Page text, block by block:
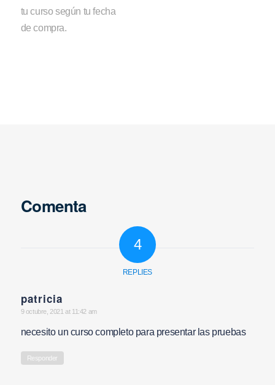
tu curso según tu fecha
de compra.
Comenta
4
REPLIES
patricia
says:
9 octubre, 2021 at 11:42 am
necesito un curso completo para presentar las pruebas
Responder